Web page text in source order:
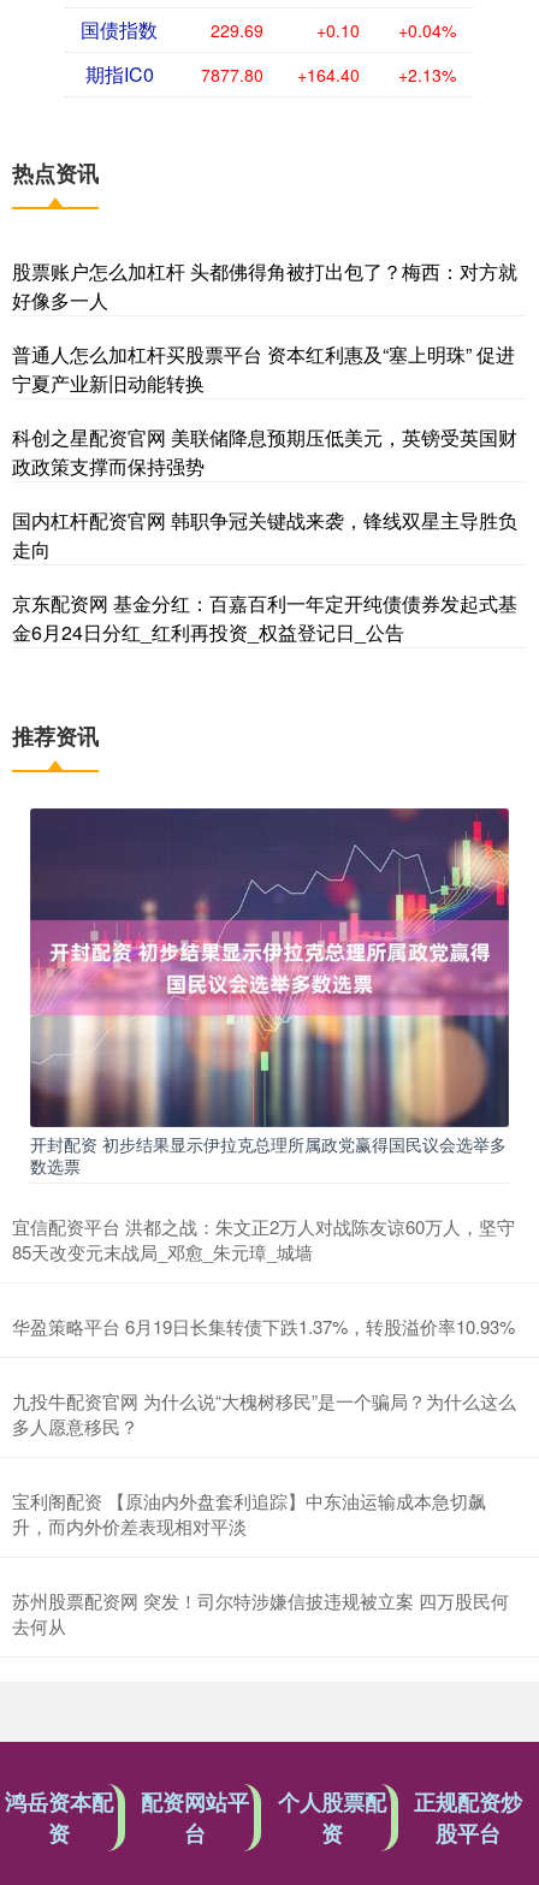
国债指数 229.69 +0.10 +0.04%
期指IC0 7877.80 +164.40 +2.13%
热点资讯
股票账户怎么加杠杆 头都佛得角被打出包了？梅西：对方就
好像多一人
普通人怎么加杠杆买股票平台 资本红利惠及“塞上明珠” 促进
宁夏产业新旧动能转换
科创之星配资官网 美联储降息预期压低美元，英镑受英国财
政政策支撑而保持强势
国内杠杆配资官网 韩职争冠关键战来袭，锋线双星主导胜负
走向
京东配资网 基金分红：百嘉百利一年定开纯债债券发起式基
金6月24日分红_红利再投资_权益登记日_公告
推荐资讯
开封配资 初步结果显示伊拉克总理所属政党赢得国民议会选举多
数选票
宜信配资平台 洪都之战：朱文正2万人对战陈友谅60万人，坚守
85天改变元末战局_邓愈_朱元璋_城墙
华盈策略平台 6月19日长集转债下跌1.37%，转股溢价率10.93%
九投牛配资官网 为什么说“大槐树移民”是一个骗局？为什么这么
多人愿意移民？
宝利阁配资 【原油内外盘套利追踪】中东油运输成本急切飙
升，而内外价差表现相对平淡
苏州股票配资网 突发！司尔特涉嫌信披违规被立案 四万股民何
去何从
鸿岳资本配
资
配资网站平
台
个人股票配
资
正规配资炒
股平台